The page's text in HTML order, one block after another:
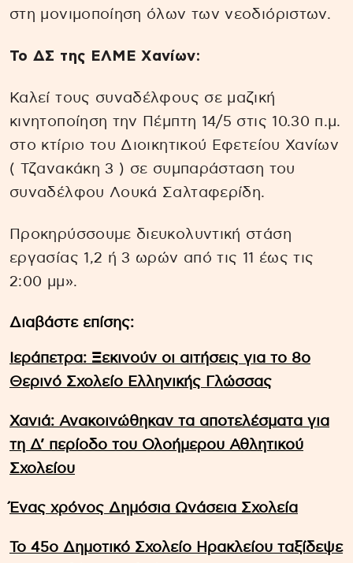
στη μονιμοποίηση όλων των νεοδιόριστων.
Το ΔΣ της ΕΛΜΕ Χανίων:
Καλεί τους συναδέλφους σε μαζική
κινητοποίηση την Πέμπτη 14/5 στις 10.30 π.μ.
στο κτίριο του Διοικητικού Εφετείου Χανίων
( Τζανακάκη 3 ) σε συμπαράσταση του
συναδέλφου Λουκά Σαλταφερίδη.
Προκηρύσσουμε διευκολυντική στάση
εργασίας 1,2 ή 3 ωρών από τις 11 έως τις
2:00 μμ».
Διαβάστε επίσης:
Ιεράπετρα: Ξεκινούν οι αιτήσεις για το 8ο
Θερινό Σχολείο Ελληνικής Γλώσσας
Χανιά: Ανακοινώθηκαν τα αποτελέσματα για
τη Δ’ περίοδο του Ολοήμερου Αθλητικού
Σχολείου
Ένας χρόνος Δημόσια Ωνάσεια Σχολεία
Το 45ο Δημοτικό Σχολείο Ηρακλείου ταξίδεψε